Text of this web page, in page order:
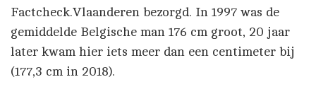
Factcheck.Vlaanderen bezorgd. In 1997 was de
gemiddelde Belgische man 176 cm groot, 20 jaar
later kwam hier iets meer dan een centimeter bij
(177,3 cm in 2018).